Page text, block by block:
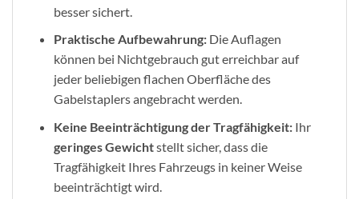
besser sichert.
Praktische Aufbewahrung:Die Auflagen
können bei Nichtgebrauch gut erreichbar auf
jeder beliebigen flachen Oberfläche des
Gabelstaplers angebracht werden.
Keine Beeinträchtigung der Tragfähigkeit:Ihr
geringes Gewichtstellt sicher, dass die
Tragfähigkeit Ihres Fahrzeugs in keiner Weise
beeinträchtigt wird.